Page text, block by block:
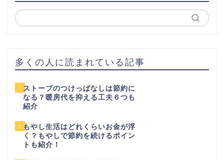
多くの人に読まれている記事
1 ストーブのつけっぱなしは節約に
なる？暖房代を抑える工夫６つも
紹介
2 もやし生活はどれくらいお金が浮
く？もやしで節約を続けるポイン
トも紹介！